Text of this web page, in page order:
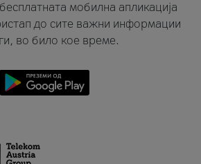
мобилна апликација
до сите важни информации
во било кое време.